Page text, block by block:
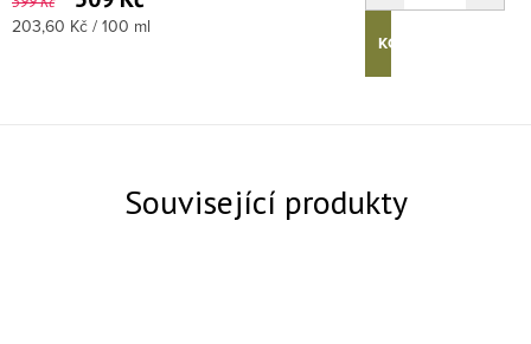
Měrná cena:
203,60 Kč / 100 ml
KOUPIT
Související produkty